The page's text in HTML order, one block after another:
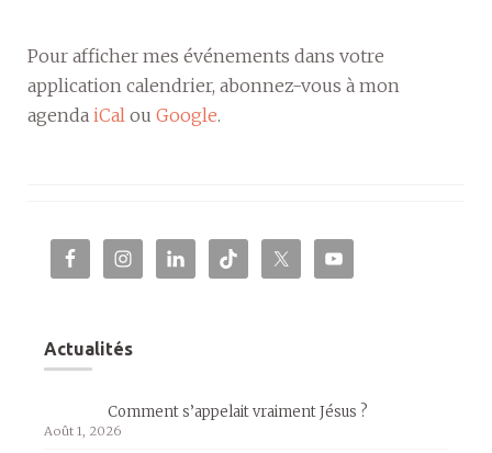
Pour afficher mes événements dans votre
application calendrier, abonnez-vous à mon
agenda iCal ou Google.
Actualités
Comment s’appelait vraiment Jésus ?
Août 1, 2026